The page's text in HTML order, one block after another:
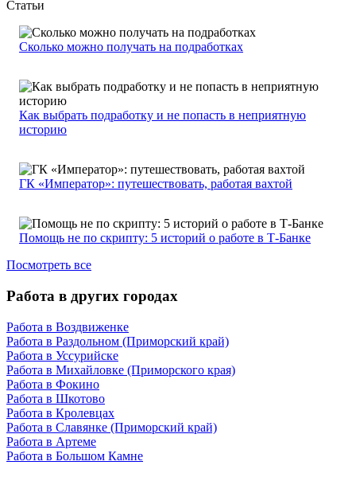
Статьи
Сколько можно получать на подработках
Как выбрать подработку и не попасть в неприятную
историю
ГК «Император»: путешествовать, работая вахтой
Помощь не по скрипту: 5 историй о работе в Т-Банке
Посмотреть все
Работа в других городах
Работа в Воздвиженке
Работа в Раздольном (Приморский край)
Работа в Уссурийске
Работа в Михайловке (Приморского края)
Работа в Фокино
Работа в Шкотово
Работа в Кролевцах
Работа в Славянке (Приморский край)
Работа в Артеме
Работа в Большом Камне